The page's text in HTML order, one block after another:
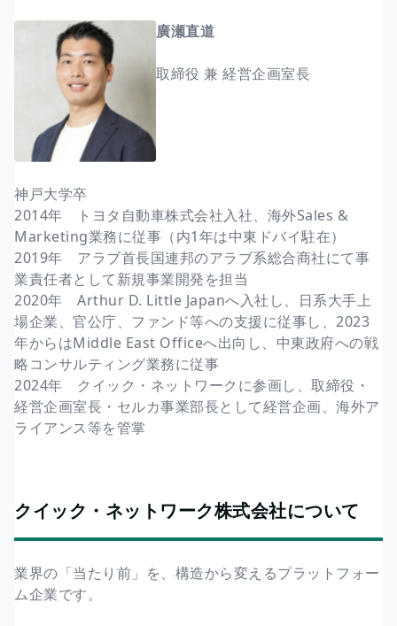
廣瀬直道
取締役 兼 経営企画室長
神戸大学卒
2014年 トヨタ自動車株式会社入社、海外Sales &
Marketing業務に従事（内1年は中東ドバイ駐在）
2019年 アラブ首長国連邦のアラブ系総合商社にて事
業責任者として新規事業開発を担当
2020年 Arthur D. Little Japanへ入社し、日系大手上
場企業、官公庁、ファンド等への支援に従事し、2023
年からはMiddle East Officeへ出向し、中東政府への戦
略コンサルティング業務に従事
2024年 クイック・ネットワークに参画し、取締役・
経営企画室長・セルカ事業部長として経営企画、海外ア
ライアンス等を管掌
クイック・ネットワーク株式会社について
業界の「当たり前」を、構造から変えるプラットフォー
ム企業です。